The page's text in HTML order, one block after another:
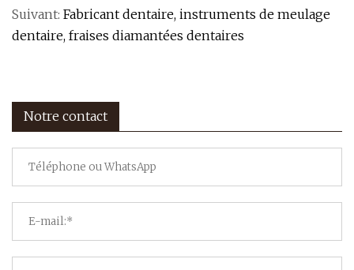
Suivant: Fabricant dentaire, instruments de meulage
dentaire, fraises diamantées dentaires
Notre contact